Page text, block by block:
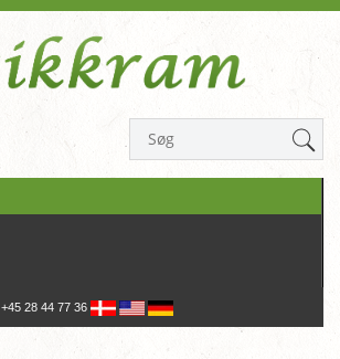
+45 28 44 77 36